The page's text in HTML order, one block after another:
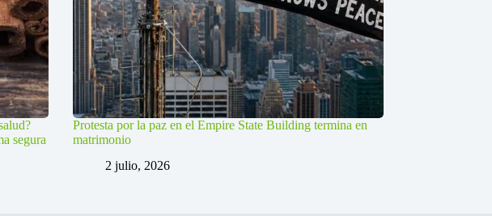
segura
Protesta por la paz en el Empire State Building termina en
matrimonio
2 julio, 2026